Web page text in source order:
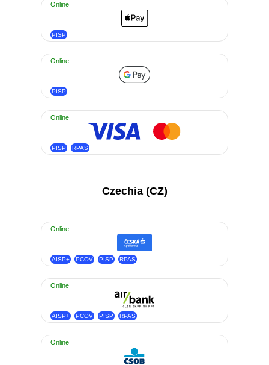
Online
PISP
Online
PISP
Online
PISP RPAS
Czechia (CZ)
Online
AISP+ PCOV PISP RPAS
Online
AISP+ PCOV PISP RPAS
Online